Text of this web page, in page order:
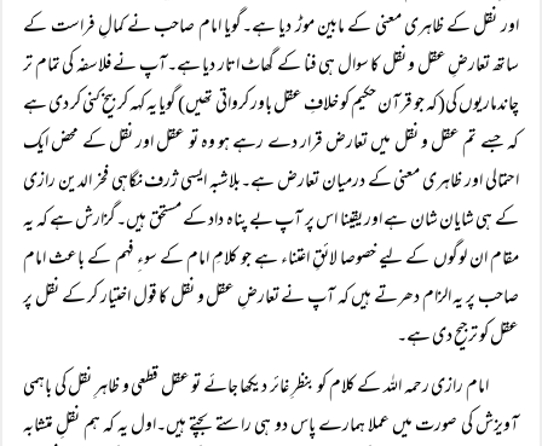
اور نقل کے ظاہری معنی کے مابین موڑ دیا ہے۔گویا امام صاحب نے کمالِ فراست کے
ساتھ تعارضِ عقل و نقل کا سوال ہی فنا کے گھاٹ اتار دیا ہے۔آپ نے فلاسفہ کی تمام تر
چاندماریوں کی(کہ جو قرآن حکیم کو خلافِ عقل باور کرواتی تھیں) گویا یہ کہہ کر بیخ کنی کر دی ہے
کہ جسے تم عقل و نقل میں تعارض قرار دے رہے ہو وہ تو عقل اور نقل کے محض ایک
احتمالی اور ظاہری معنی کے درمیان تعارض ہے۔بلاشبہ ایسی ژرف نگاہی فخر الدین رازی
کے ہی شایان شان ہے اور یقینا اس پر آپ بے پناہ داد کے مستحق ہیں۔گزارش ہے کہ یہ
مقام ان لوگوں کے لیے خصوصا لائقِ اعتناء ہے جو کلامِ امام کے سوءِ فہم کے باعث امام
صاحب پر یہ الزام دھرتے ہیں کہ آپ نے تعارضِ عقل و نقل کا قول اختیار کر کے نقل پر
عقل کو ترجیح دی ہے۔
امام رازی رحمہ اللہ کے کلام کو بنظرِ غائر دیکھا جائے تو عقل قطعی و ظاہرِ نقل کی باہمی
آویزش کی صورت میں عملا ہمارے پاس دو ہی راستے بچتے ہیں۔اول یہ کہ ہم نقلِ متشابہ